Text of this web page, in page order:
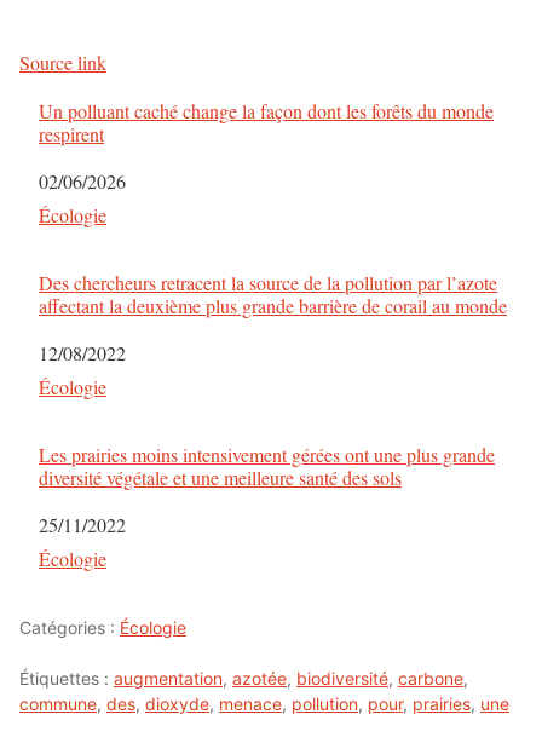
Source link
Un polluant caché change la façon dont les forêts du monde
respirent
Date
02/06/2026
Par rapport à
Écologie
Des chercheurs retracent la source de la pollution par l’azote
affectant la deuxième plus grande barrière de corail au monde
Date
12/08/2022
Par rapport à
Écologie
Les prairies moins intensivement gérées ont une plus grande
diversité végétale et une meilleure santé des sols
Date
25/11/2022
Par rapport à
Écologie
Catégories : Écologie
Étiquettes : augmentation, azotée, biodiversité, carbone,
commune, des, dioxyde, menace, pollution, pour, prairies, une